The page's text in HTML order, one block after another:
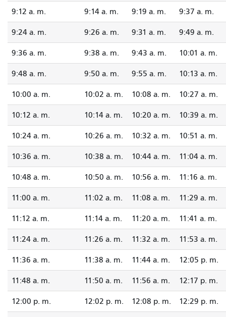
9:12 a. m. 9:14 a. m. 9:19 a. m. 9:37 a. m.
9:24 a. m. 9:26 a. m. 9:31 a. m. 9:49 a. m.
9:36 a. m. 9:38 a. m. 9:43 a. m. 10:01 a. m.
9:48 a. m. 9:50 a. m. 9:55 a. m. 10:13 a. m.
10:00 a. m. 10:02 a. m. 10:08 a. m. 10:27 a. m.
10:12 a. m. 10:14 a. m. 10:20 a. m. 10:39 a. m.
10:24 a. m. 10:26 a. m. 10:32 a. m. 10:51 a. m.
10:36 a. m. 10:38 a. m. 10:44 a. m. 11:04 a. m.
10:48 a. m. 10:50 a. m. 10:56 a. m. 11:16 a. m.
11:00 a. m. 11:02 a. m. 11:08 a. m. 11:29 a. m.
11:12 a. m. 11:14 a. m. 11:20 a. m. 11:41 a. m.
11:24 a. m. 11:26 a. m. 11:32 a. m. 11:53 a. m.
11:36 a. m. 11:38 a. m. 11:44 a. m. 12:05 p. m.
11:48 a. m. 11:50 a. m. 11:56 a. m. 12:17 p. m.
12:00 p. m. 12:02 p. m. 12:08 p. m. 12:29 p. m.